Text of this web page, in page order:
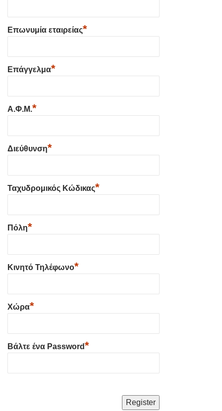
Επωνυμία εταιρείας*
Επάγγελμα*
Α.Φ.Μ.*
Διεύθυνση*
Ταχυδρομικός Κώδικας*
Πόλη*
Κινητό Τηλέφωνο*
Χώρα*
Βάλτε ένα Password*